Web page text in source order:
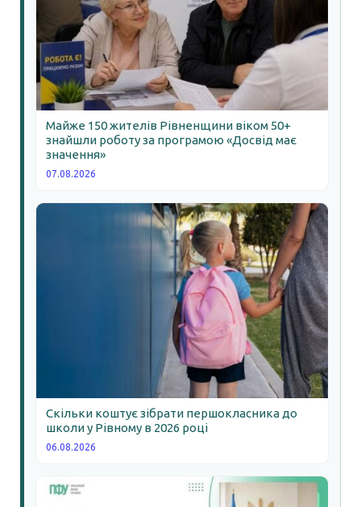
Майже 150 жителів Рівненщини віком 50+
знайшли роботу за програмою «Досвід має
значення»
07.08.2026
Скільки коштує зібрати першокласника до
школи у Рівному в 2026 році
06.08.2026